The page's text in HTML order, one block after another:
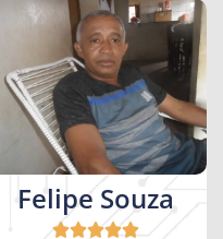
Felipe Souza
